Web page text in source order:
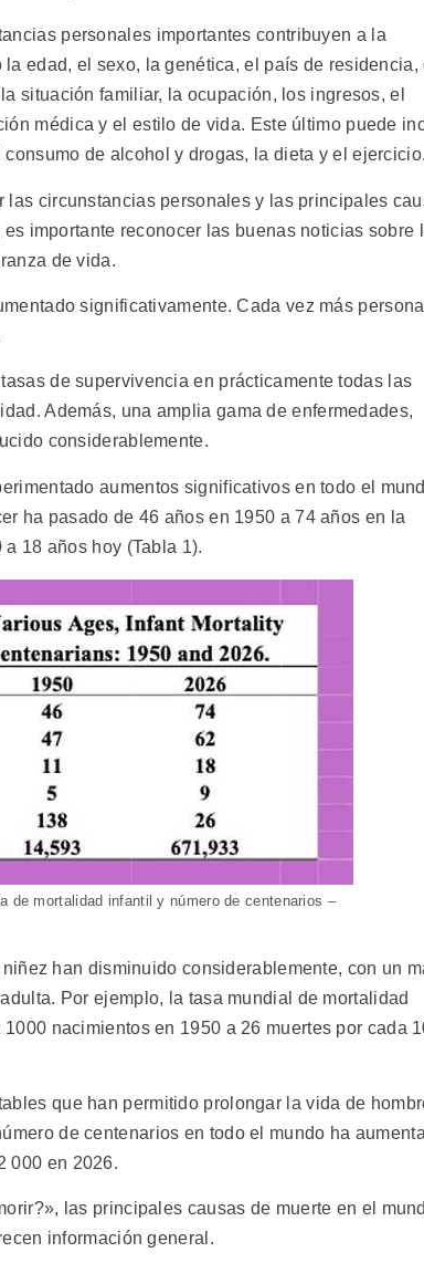
personales importantes contribuyen a la
la edad, el sexo, la genética, el país de residencia,
situación familiar, la ocupación, los ingresos, el
médica y el estilo de vida. Este último puede
de alcohol y drogas, la dieta y el ejercicio.
las circunstancias personales y las principales
importante reconocer las buenas noticias sobre
de vida.
significativamente. Cada vez más
de supervivencia en prácticamente todas las
Además, una amplia gama de enfermedades,
considerablemente.
aumentos significativos en todo el
ha pasado de 46 años en 1950 a 74 años en la
18 años hoy (Tabla 1).
de mortalidad infantil y número de centenarios –
han disminuido considerablemente, con un
Por ejemplo, la tasa mundial de mortalidad
nacimientos en 1950 a 26 muertes por cada
que han permitido prolongar la vida de
de centenarios en todo el mundo ha
000 en 2026.
las principales causas de muerte en el
información general.